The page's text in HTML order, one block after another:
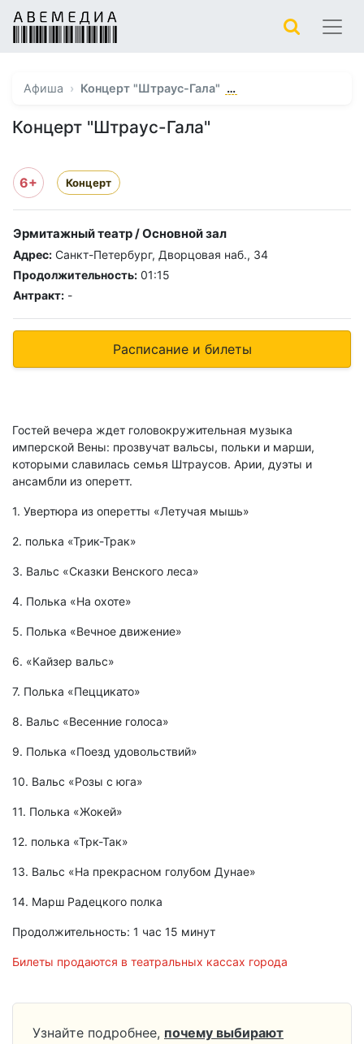
Афиша Концерт "Штраус-Гала" …
Концерт "Штраус-Гала"
6+ Концерт
Эрмитажный театр / Основной зал
Адрес: Санкт-Петербург, Дворцовая наб., 34
Продолжительность: 01:15
Антракт: -
Расписание и билеты
Гостей вечера ждет головокружительная музыка
имперской Вены: прозвучат вальсы, польки и марши,
которыми славилась семья Штраусов. Арии, дуэты и
ансамбли из оперетт.
1. Увертюра из оперетты «Летучая мышь»
2. полька «Трик-Трак»
3. Вальс «Сказки Венского леса»
4. Полька «На охоте»
5. Полька «Вечное движение»
6. «Кайзер вальс»
7. Полька «Пеццикато»
8. Вальс «Весенние голоса»
9. Полька «Поезд удовольствий»
10. Вальс «Розы с юга»
11. Полька «Жокей»
12. полька «Трк-Так»
13. Вальс «На прекрасном голубом Дунае»
14. Марш Радецкого полка
Продолжительность: 1 час 15 минут
Билеты продаются в театральных кассах города
Узнайте подробнее, почему выбирают